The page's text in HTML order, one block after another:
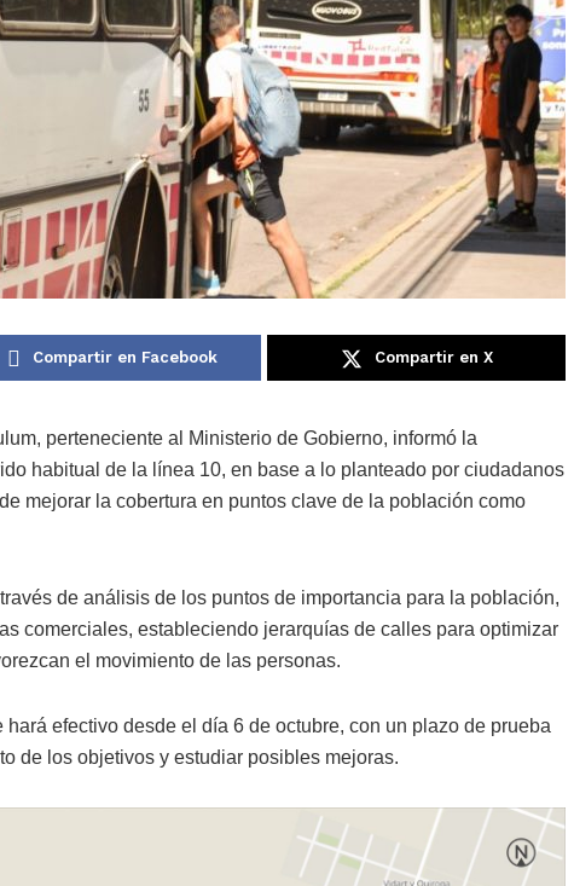
Compartir en Facebook Compartir en X
perteneciente al Ministerio de Gobierno, informó la
habitual de la línea 10, en base a lo planteado por ciudadanos
mejorar la cobertura en puntos clave de la población como
de análisis de los puntos de importancia para la población,
comerciales, estableciendo jerarquías de calles para optimizar
el movimiento de las personas.
efectivo desde el día 6 de octubre, con un plazo de prueba
de los objetivos y estudiar posibles mejoras.